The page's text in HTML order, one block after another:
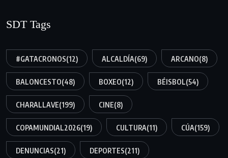
SDT Tags
#GATACRONOS(12) ALCALDÍA(69) ARCANO(8)
BALONCESTO(48) BOXEO(12) BÉISBOL(54)
CHARALLAVE(199) CINE(8)
COPAMUNDIAL2026(19) CULTURA(11) CÚA(159)
DENUNCIAS(21) DEPORTES(211)